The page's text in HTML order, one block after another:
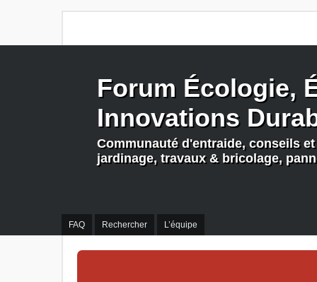
FAQ Rechercher L’équipe
Forum Écologie,
Innovations
Communauté d'entraide, conseils
jardinage, travaux & bricolage,